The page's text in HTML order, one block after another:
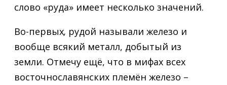
слово «руда» имеет несколько значений.
Во-первых, рудой называли железо и
вообще всякий металл, добытый из
земли. Отмечу ещё, что в мифах всех
восточнославянских племён железо –